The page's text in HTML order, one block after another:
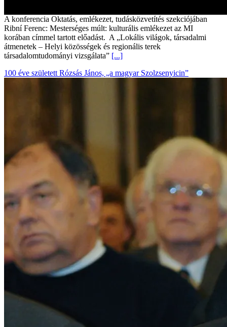
A konferencia Oktatás, emlékezet, tudásközvetítés szekciójában
Ribní Ferenc: Mesterséges múlt: kulturális emlékezet az MI
korában címmel tartott előadást. A „Lokális világok, társadalmi
átmenetek – Helyi közösségek és regionális terek
társadalomtudományi vizsgálata” [...]
100 éve született Rózsás János, „a magyar Szolzsenyicin”